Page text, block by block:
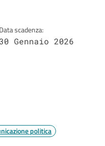
Data scadenza:
Gennaio 2026
politica